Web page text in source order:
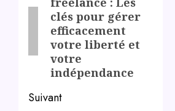
post:
clés pour gérer
efficacement
votre liberté et
votre
indépendance
Suivant